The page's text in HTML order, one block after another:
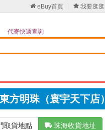
eBuy首頁  我要逛逛
代寄快遞查詢
方明珠（寰宇天下店）
取貨地點  珠海收貨地址